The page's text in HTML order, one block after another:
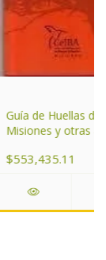
Guía de Huellas
Misiones y otras
$553,435.11